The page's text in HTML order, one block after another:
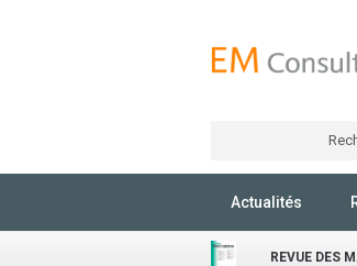
Actualités
REVUE DES